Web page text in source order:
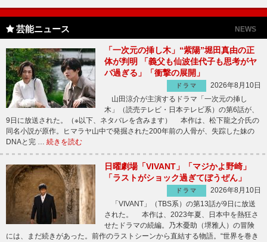
芸能ニュース NEWS
「一次元の挿し木」“紫陽”堀田真由の正
体が判明 「義父も仙波佳代子も思考がヤ
バ過ぎる」「衝撃の展開」
ドラマ
2026年8月10日
山田涼介が主演するドラマ「一次元の挿し
木」（読売テレビ・日本テレビ系）の第6話が、
9日に放送された。（※以下、ネタバレを含みます） 本作は、松下龍之介氏の
同名小説が原作。ヒマラヤ山中で発掘された200年前の人骨が、失踪した妹の
DNAと完 … 続きを読む
日曜劇場「VIVANT」「マジかよ野崎」
「ラストがショック過ぎてぼうぜん」
ドラマ
2026年8月10日
「VIVANT」（TBS系）の第13話が9日に放送
された。 本作は、2023年夏、日本中を熱狂さ
せたドラマの続編。乃木憂助（堺雅人）の冒険
には、まだ続きがあった。前作のラストシーンから直結する物語。“世界を巻き